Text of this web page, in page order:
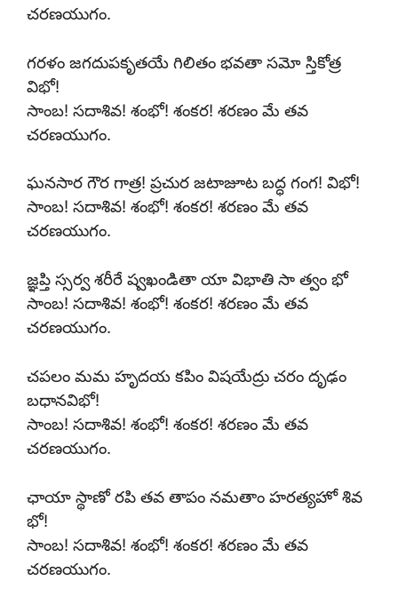
చరణయుగం.
గరళం జగదుపకృతయే గిలితం భవతా సమో స్తికోత్ర
విభో!
సాంబ! సదాశివ! శంభో! శంకర! శరణం మే తవ
చరణయుగం.
ఘనసార గౌర గాత్ర! ప్రచుర జటాజూట బద్ధ గంగ! విభో!
సాంబ! సదాశివ! శంభో! శంకర! శరణం మే తవ
చరణయుగం.
జ్ఞప్తి స్సర్వ శరీరే ష్వఖండితా యా విభాతి సా త్వం భో
సాంబ! సదాశివ! శంభో! శంకర! శరణం మే తవ
చరణయుగం.
చపలం మమ హృదయ కపిం విషయేద్రు చరం దృఢం
బధానవిభో!
సాంబ! సదాశివ! శంభో! శంకర! శరణం మే తవ
చరణయుగం.
ఛాయా స్థాణో రపి తవ తాపం నమతాం హరత్యహో శివ
భో!
సాంబ! సదాశివ! శంభో! శంకర! శరణం మే తవ
చరణయుగం.